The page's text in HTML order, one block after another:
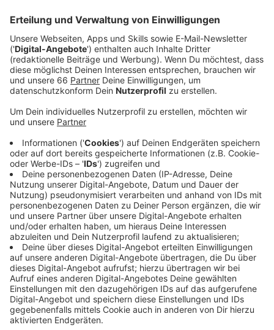
Umzug des Technischen Rathauses
Anzeige
Die städtische Fläche zwischen Mecum- und
Rathaus an die Moskauer Straße umzieht. Geplant ist
der Umzug für das Jahr 2030. Um darüber zu sprechen,
wie der Bereich zukünftig genutzt werden kann, hat
die Stadt im November letzten Jahres bereits den
Workshop „Denklabor Brinckmannstraße“ durchgeführt.
Anzeige
Beteiligung der Bürger durch Umfrage
Anzeige